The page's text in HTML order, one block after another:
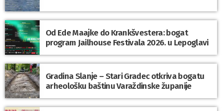
Od Ede Maajke do Krankšvestera: bogat
program Jailhouse Festivala 2026. u Lepoglavi
Gradina Slanje – Stari Gradec otkriva bogatu
arheološku baštinu Varaždinske županije